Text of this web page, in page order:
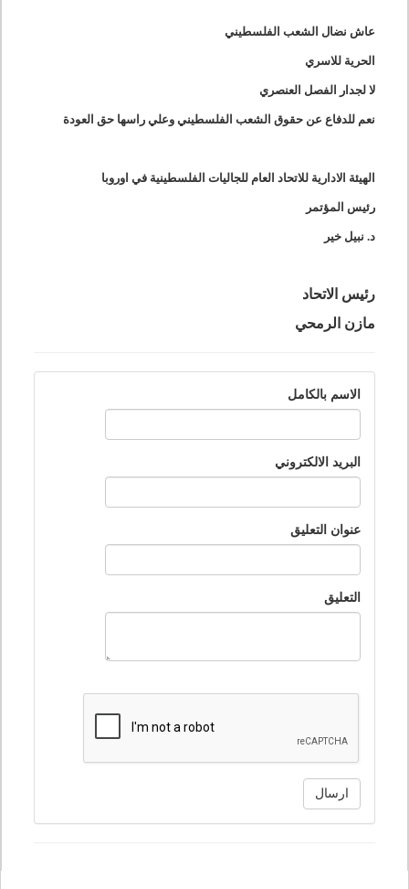
عاش نضال الشعب الفلسطيني
الحرية للاسري
لا لجدار الفصل العنصري
نعم للدفاع عن حقوق الشعب الفلسطيني وعلي راسها حق العودة
الهيئة الادارية للاتحاد العام للجاليات الفلسطينية في اوروبا
رئيس المؤتمر
د. نبيل خير
رئيس الاتحاد
مازن الرمحي
الاسم بالكامل
البريد الالكتروني
عنوان التعليق
التعليق
ارسال